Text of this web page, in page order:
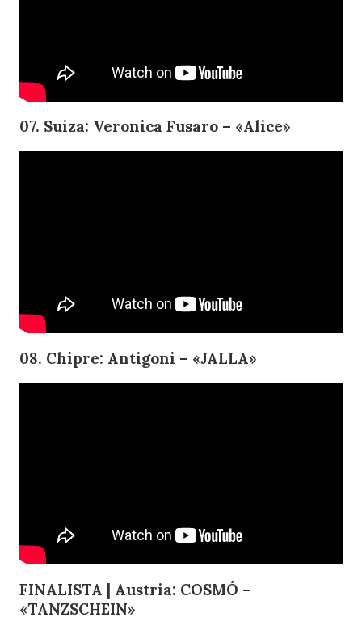
07. Suiza: Veronica Fusaro – «Alice»
08. Chipre: Antigoni – «JALLA»
FINALISTA | Austria: COSMÓ –
«TANZSCHEIN»